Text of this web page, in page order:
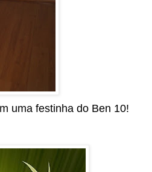
uma festinha do Ben 10!